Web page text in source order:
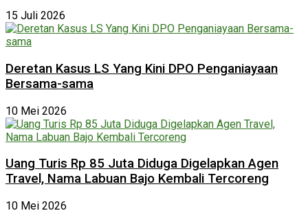
15 Juli 2026
Deretan Kasus LS Yang Kini DPO Penganiayaan
Bersama-sama
10 Mei 2026
Uang Turis Rp 85 Juta Diduga Digelapkan Agen
Travel, Nama Labuan Bajo Kembali Tercoreng
10 Mei 2026